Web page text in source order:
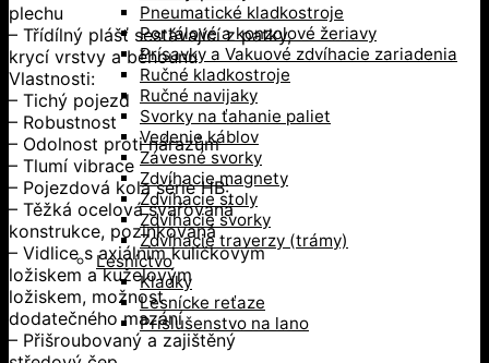
Pneumatické kladkostroje
Portálové a konzolové žeriavy
Prísavky a Vakuové zdvíhacie zariadenia
Ručné kladkostroje
Ručné navijaky
Svorky na ťahanie paliet
Vedenie káblov
Závesné svorky
Zdvíhacie magnety
Zdvíhacie stoly
Zdvíhacie svorky
Zdvíhacie traverzy (trámy)
Lesníctvo
Kladky
Lesnícke reťaze
Príslušenstvo na lano
plechu
– Třídílný plášť sestávající z patky,
krycí vrstvy a běhounu
Vlastnosti:
– Tichý pojezd
– Robustnost
– Odolnost proti nárazům
– Tlumí vibrace
– Pojezdová kola série HB:
– Těžká ocelová svařovaná
konstrukce, pozinkovaná
– Vidlice s axiálním kuličkovým
ložiskem a kuželovým
ložiskem, možnost
dodatečného mazání
– Přišroubovaný a zajištěný